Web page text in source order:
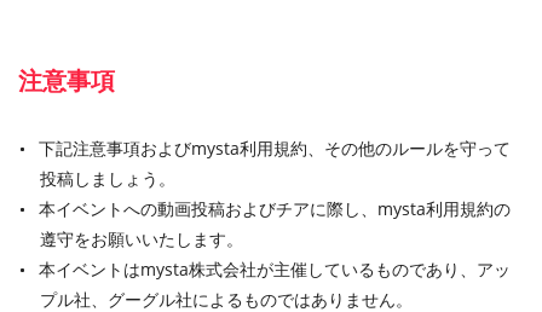
注意事項
下記注意事項およびmysta利用規約、その他のルールを守って
投稿しましょう。
本イベントへの動画投稿およびチアに際し、mysta利用規約の
遵守をお願いいたします。
本イベントはmysta株式会社が主催しているものであり、アッ
プル社、グーグル社によるものではありません。